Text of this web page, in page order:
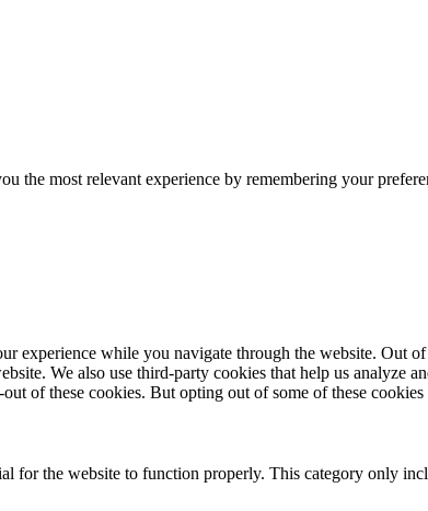
the most relevant experience by remembering your
experience while you navigate through the website. Out
We also use third-party cookies that help us
of these cookies. But opting out of some of these
for the website to function properly. This category only